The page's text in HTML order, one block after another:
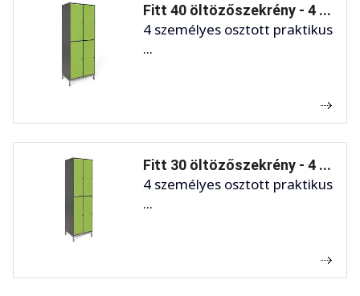
Fitt 40 öltözőszekrény - 4 ...
4 személyes osztott praktikus
...
Fitt 30 öltözőszekrény - 4 ...
4 személyes osztott praktikus
...